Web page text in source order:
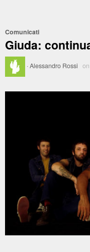
Comunicati
Giuda:
·Alessandro Rossi on